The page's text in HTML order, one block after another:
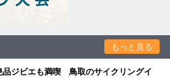
もっと見る
品ジビエも満喫 鳥取のサイクリングイ